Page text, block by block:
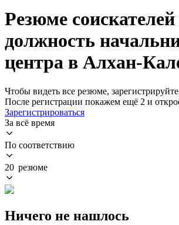
Резюме
должность
центра в Алхан-
Чтобы видеть все резюме,
После регистрации покажем ещё 2 и
Зарегистрироваться
За всё время
По соответствию
20 резюме
Ничего не нашлось